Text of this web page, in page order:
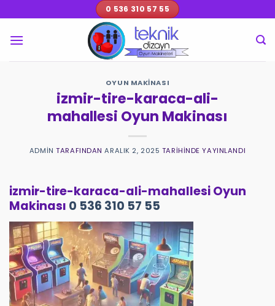
atla
0 536 310 57 55
OYUN MAKINASI
izmir-tire-karaca-ali-
mahallesi Oyun Makinası
ADMIN TARAFINDAN ARALIK 2, 2025 TARIHINDE YAYINLANDI
izmir-tire-karaca-ali-mahallesi Oyun
Makinası 0 536 310 57 55